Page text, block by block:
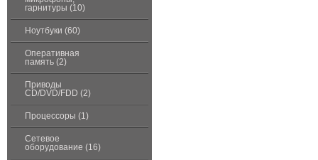
гарнитуры (10)
Ноутбуки (60)
Оперативная
память (2)
Приводы
CD/DVD/FDD (2)
Процессоры (1)
Сетевое
оборудование (16)